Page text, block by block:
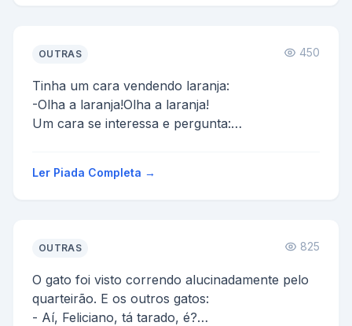
OUTRAS 450
Tinha um cara vendendo laranja:
-Olha a laranja!Olha a laranja!
Um cara se interessa e pergunta:
-Não é, senão eu tava ...
Ler Piada Completa →
OUTRAS 825
O gato foi visto correndo alucinadamente pelo
quarteirão. E os outros gatos:
- Aí, Feliciano, tá tarado, é?